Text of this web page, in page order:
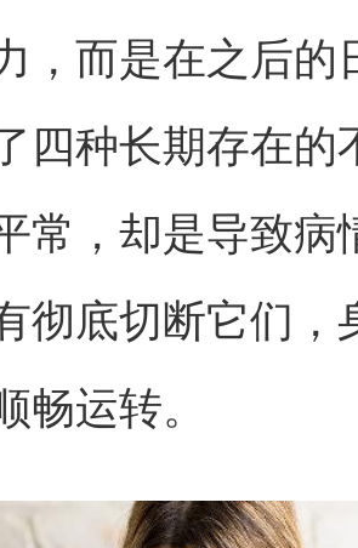
，而是在之后的
四种长期存在的
常，却是导致病
彻底切断它们，
畅运转。